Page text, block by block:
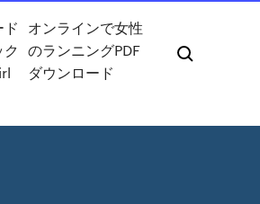
ド
オンラインで女性
のランニングPDF
ダウンロード